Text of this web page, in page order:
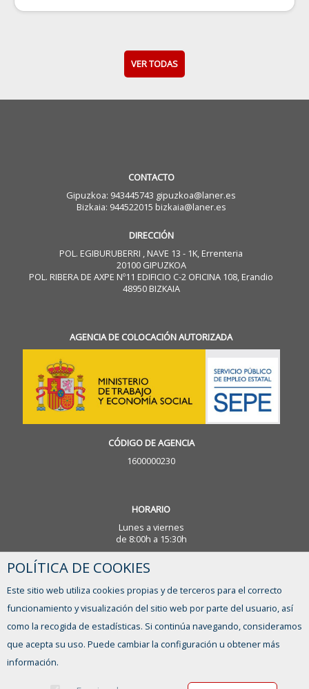
VER TODAS
CONTACTO
Gipuzkoa: 943445743 gipuzkoa@laner.es
Bizkaia: 944522015 bizkaia@laner.es
DIRECCIÓN
POL. EGIBURUBERRI , NAVE 13 - 1K, Errenteria
20100 GIPUZKOA
POL. RIBERA DE AXPE Nº11 EDIFICIO C-2 OFICINA 108, Erandio
48950 BIZKAIA
AGENCIA DE COLOCACIÓN AUTORIZADA
CÓDIGO DE AGENCIA
1600000230
HORARIO
Lunes a viernes
de 8:00h a 15:30h
¿TIENES ALGUNA DUDA?
FORMULARIO DE CONTACTO
POLÍTICA DE COOKIES
Este sitio web utiliza cookies propias y de terceros para el correcto
funcionamiento y visualización del sitio web por parte del usuario, así
como la recogida de estadísticas. Si continúa navegando, consideramos
que acepta su uso. Puede cambiar la configuración u obtener más
información.